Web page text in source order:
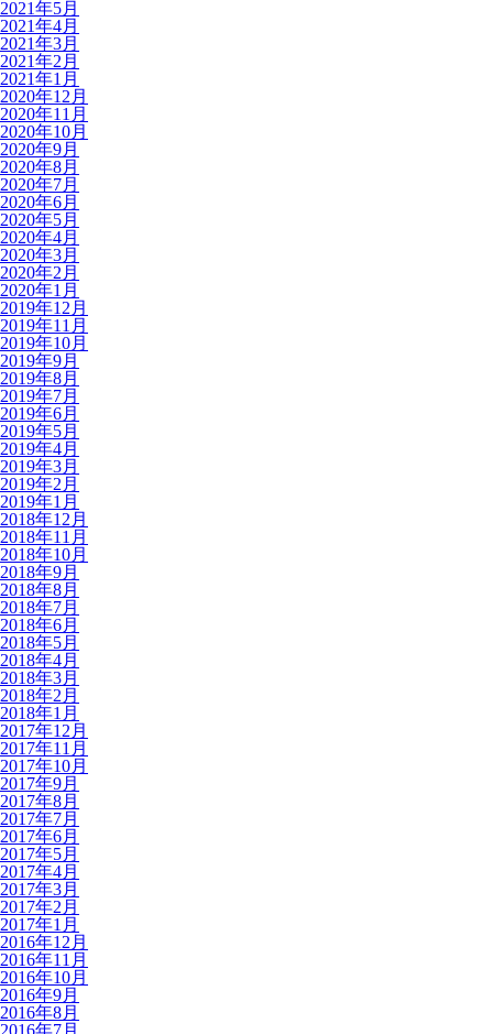
2021年5月
2021年4月
2021年3月
2021年2月
2021年1月
2020年12月
2020年11月
2020年10月
2020年9月
2020年8月
2020年7月
2020年6月
2020年5月
2020年4月
2020年3月
2020年2月
2020年1月
2019年12月
2019年11月
2019年10月
2019年9月
2019年8月
2019年7月
2019年6月
2019年5月
2019年4月
2019年3月
2019年2月
2019年1月
2018年12月
2018年11月
2018年10月
2018年9月
2018年8月
2018年7月
2018年6月
2018年5月
2018年4月
2018年3月
2018年2月
2018年1月
2017年12月
2017年11月
2017年10月
2017年9月
2017年8月
2017年7月
2017年6月
2017年5月
2017年4月
2017年3月
2017年2月
2017年1月
2016年12月
2016年11月
2016年10月
2016年9月
2016年8月